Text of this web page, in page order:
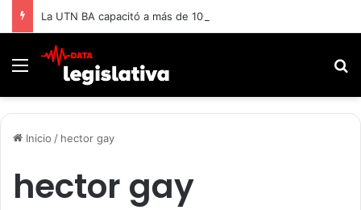
La UTN BA capacitó a más de 1000 adultos mayores.
Menú
Inicio / hector gay
hector gay